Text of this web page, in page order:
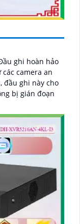
ghi hoàn hảo
camera an
bị gián đoạn